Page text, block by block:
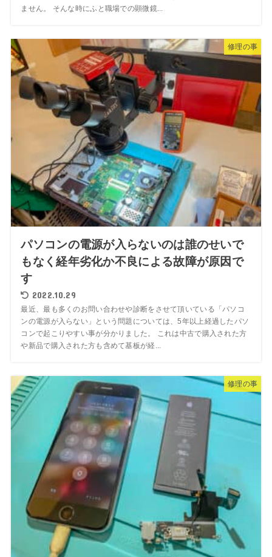
ません。 そんな時にふと職場での顕微鏡...
修理の事
パソコンの電源が入らないのは誰のせいで
もなく経年劣化か不良による故障が原因で
す
2022.10.29
最近、最も多くのお問い合わせや診断をさせて頂いている「パソコ
ンの電源が入らない」という問題については、5年以上経過したパソ
コンで起こりやすい事が分かりました。 これは中古で購入された方
や新品で購入された方も含めて基板が経...
修理の事